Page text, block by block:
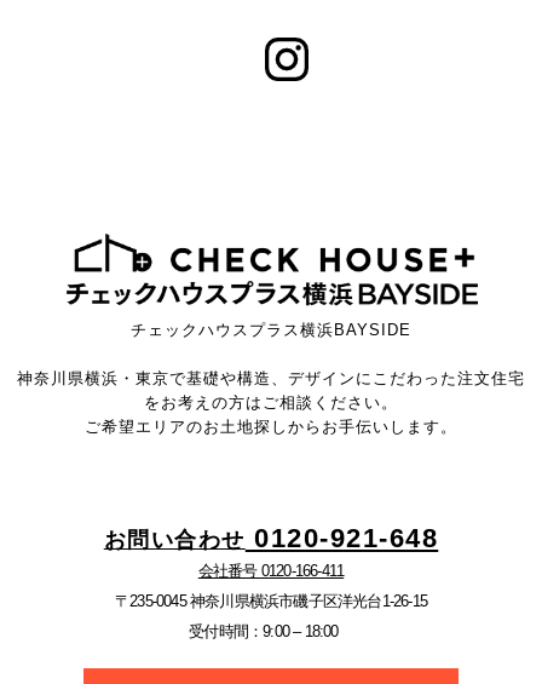
チェックハウスプラス横浜BAYSIDE
神奈川県横浜・東京で基礎や構造、デザインにこだわった注文住宅
をお考えの方はご相談ください。
ご希望エリアのお土地探しからお手伝いします。
お問い合わせ 0120-921-648
会社番号 0120-166-411
〒235-0045 神奈川県横浜市磯子区洋光台1-26-15
受付時間：9:00 – 18:00